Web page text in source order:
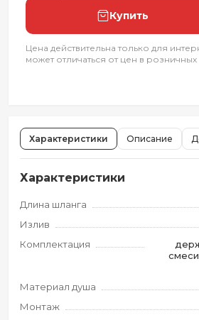
Купить
Цена действительна только для
может отличаться от цен в розничных
Характеристики Описание
Характеристики
Длина шланга
Излив
Комплектация
Материал душа
Монтаж